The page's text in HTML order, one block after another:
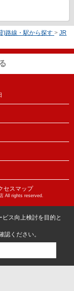
)路線・駅から探す > JR
セスマップ
All rights reserved.
ス向上検討を目的と
認ください。